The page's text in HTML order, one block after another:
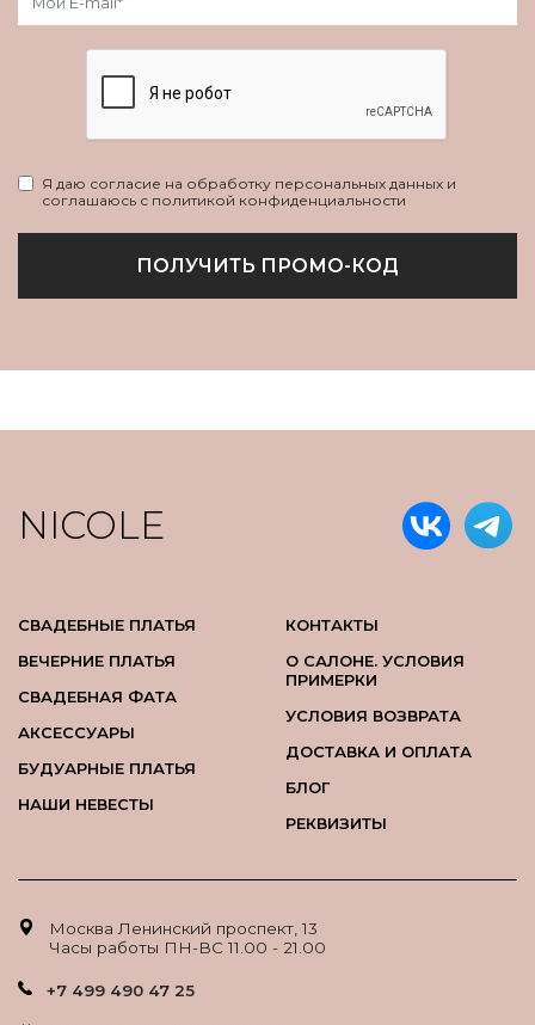
Я даю согласие на обработку персональных данных и
соглашаюсь с политикой конфиденциальности
ПОЛУЧИТЬ ПРОМО-КОД
NICOLE
СВАДЕБНЫЕ ПЛАТЬЯ
ВЕЧЕРНИЕ ПЛАТЬЯ
СВАДЕБНАЯ ФАТА
АКСЕССУАРЫ
БУДУАРНЫЕ ПЛАТЬЯ
НАШИ НЕВЕСТЫ
КОНТАКТЫ
О САЛОНЕ. УСЛОВИЯ
ПРИМЕРКИ
УСЛОВИЯ ВОЗВРАТА
ДОСТАВКА И ОПЛАТА
БЛОГ
РЕКВИЗИТЫ
Москва Ленинский проспект, 13
Часы работы ПН-ВС 11.00 - 21.00
+7 499 490 47 25